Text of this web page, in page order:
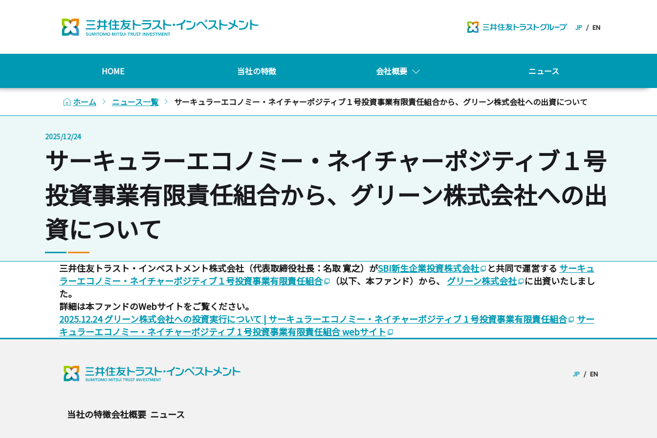
JP / EN
HOME 当社の特徴 会社概要keyboard_arrow_down ニュース
home ホーム chevron_forward ニュース一覧 chevron_forward サーキュラーエコノミー・ネイチャーポジティブ１号投資事業有限責任組合から、グリーン株式会社への出資について
2025/12/24
サーキュラーエコノミー・ネイチャーポジティブ１号
投資事業有限責任組合から、グリーン株式会社への出
資について
三井住友トラスト・インベストメント株式会社（代表取締役社長：名取 寛之）がSBI新生企業投資株式会社ad_group と共同で運営する サーキュ
ラーエコノミー・ネイチャーポジティブ１号投資事業有限責任組合ad_group （以下、本ファンド）から、 グリーン株式会社ad_group に出資いたしまし
た。
詳細は本ファンドのWebサイトをご覧ください。
2025.12.24 グリーン株式会社への投資実行について | サーキュラーエコノミー・ネイチャーポジティブ 1 号投資事業有限責任組合ad_group サー
キュラーエコノミー・ネイチャーポジティブ 1 号投資事業有限責任組合 webサイト ad_group
JP / EN
当社の特徴会社概要 ニュース